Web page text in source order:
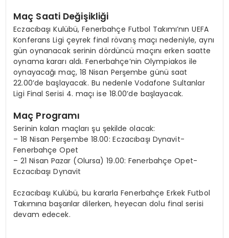
Maç Saati Değişikliği
Eczacıbaşı Kulübü, Fenerbahçe Futbol Takımı’nın UEFA
Konferans Ligi çeyrek final rövanş maçı nedeniyle, aynı
gün oynanacak serinin dördüncü maçını erken saatte
oynama kararı aldı. Fenerbahçe’nin Olympiakos ile
oynayacağı maç, 18 Nisan Perşembe günü saat
22.00’de başlayacak. Bu nedenle Vodafone Sultanlar
Ligi Final Serisi 4. maçı ise 18.00’de başlayacak.
Maç Programı
Serinin kalan maçları şu şekilde olacak:
– 18 Nisan Perşembe 18.00: Eczacıbaşı Dynavit-
Fenerbahçe Opet
– 21 Nisan Pazar (Olursa) 19.00: Fenerbahçe Opet-
Eczacıbaşı Dynavit
Eczacıbaşı Kulübü, bu kararla Fenerbahçe Erkek Futbol
Takımına başarılar dilerken, heyecan dolu final serisi
devam edecek.